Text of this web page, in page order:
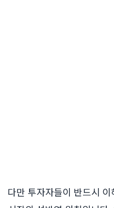
다만 투자자들이 반드시